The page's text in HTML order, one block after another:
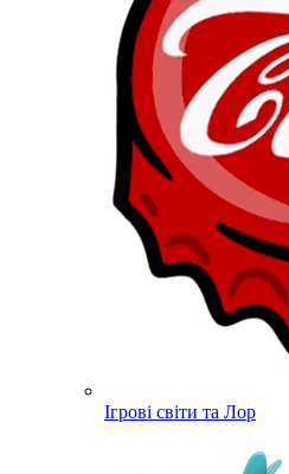
Ігрові світи та Лор